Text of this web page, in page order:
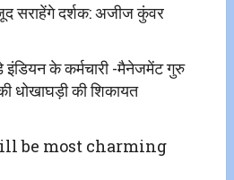
सराहेंगे दर्शक: अजीज कुंवर
के कर्मचारी -मैनेजमेंट गुरु
धोखाघड़ी की शिकायत
be most charming